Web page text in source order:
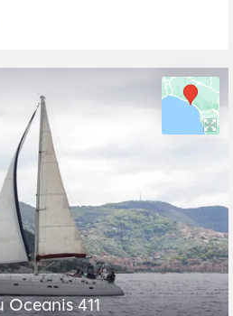
Oceanis 411